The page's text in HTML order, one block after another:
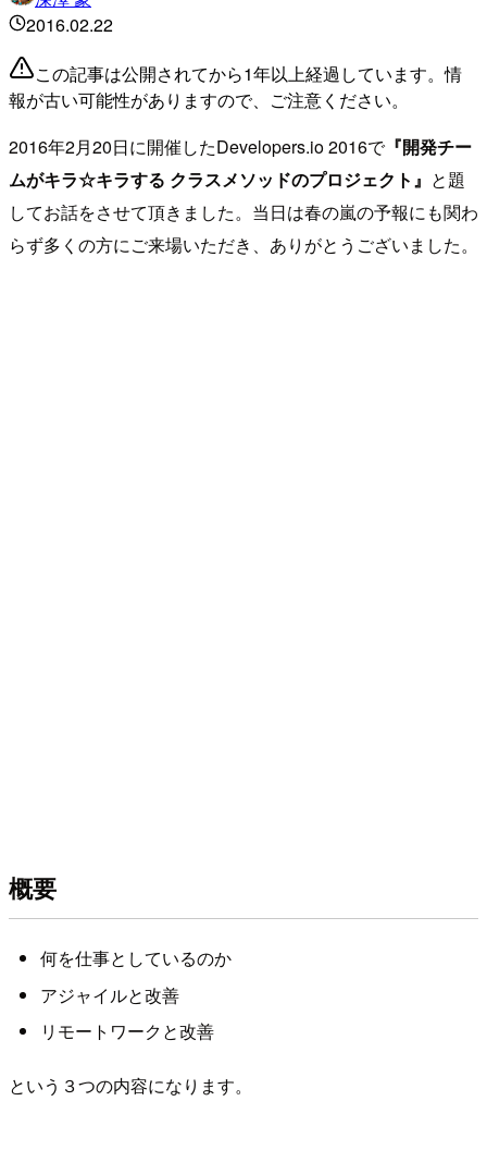
2016.02.22
この記事は公開されてから1年以上経過しています。情
報が古い可能性がありますので、ご注意ください。
2016年2月20日に開催したDevelopers.io 2016で『開発チー
ムがキラ☆キラする クラスメソッドのプロジェクト』 と題
してお話をさせて頂きました。当日は春の嵐の予報にも関わ
らず多くの方にご来場いただき、ありがとうございました。
概要
何を仕事としているのか
アジャイルと改善
リモートワークと改善
という３つの内容になります。